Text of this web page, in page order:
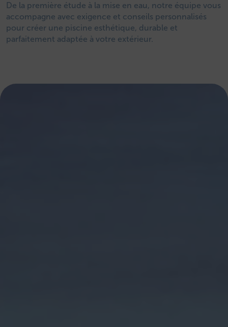
De la première étude à la mise en eau, notre équipe vous
accompagne avec exigence et conseils personnalisés
pour créer une piscine esthétique, durable et
parfaitement adaptée à votre extérieur.